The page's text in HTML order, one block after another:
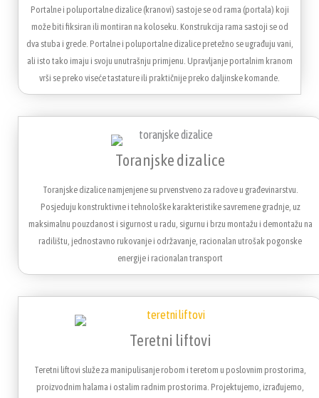
Portalne i poluportalne dizalice (kranovi) sastoje se od rama (portala) koji
može biti fiksiran ili montiran na koloseku. Konstrukcija rama sastoji se od
dva stuba i grede. Portalne i poluportalne dizalice pretežno se ugrađuju vani,
ali isto tako imaju i svoju unutrašnju primjenu. Upravljanje portalnim kranom
vrši se preko viseće tastature ili praktičnije preko daljinske komande.
Toranjske dizalice
Toranjske dizalice namjenjene su prvenstveno za radove u građevinarstvu.
Posjeduju konstruktivne i tehnološke karakteristike savremene gradnje, uz
maksimalnu pouzdanost i sigurnost u radu, sigurnu i brzu montažu i demontažu na
radilištu, jednostavno rukovanje i održavanje, racionalan utrošak pogonske
energije i racionalan transport
Teretni liftovi
Teretni liftovi služe za manipulisanje robom i teretom u poslovnim prostorima,
proizvodnim halama i ostalim radnim prostorima. Projektujemo, izrađujemo,